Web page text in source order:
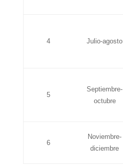
4 Julio-agosto
5
Septiembre-
octubre
6
Noviembre-
diciembre